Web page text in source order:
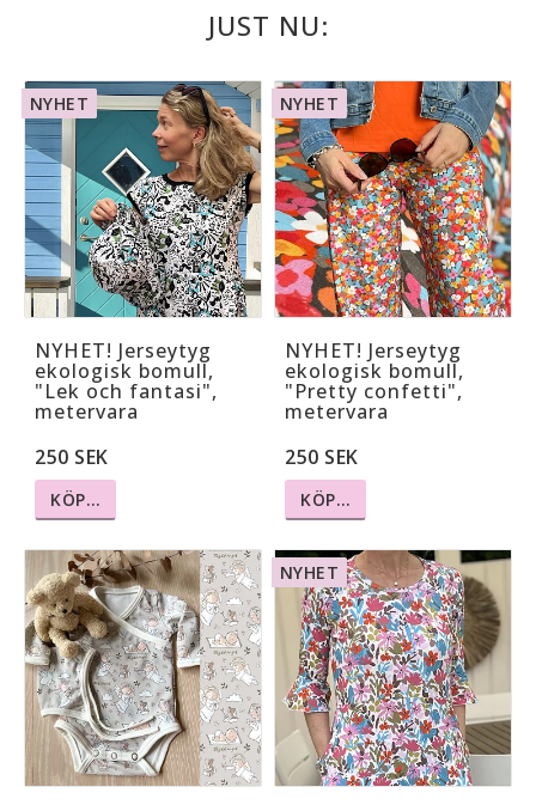
JUST NU:
NYHET
NYHET! Jerseytyg
ekologisk bomull,
"Lek och fantasi",
metervara
250 SEK
KÖP…
NYHET
NYHET! Jerseytyg
ekologisk bomull,
"Pretty confetti",
metervara
250 SEK
KÖP…
NYHET